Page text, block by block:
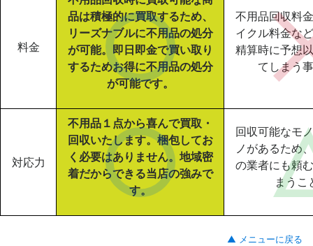
料金
品は積極的に買取するため、
リーズナブルに不用品の処分
が可能。即日即金で買い取り
するためお得に不用品の処分
が可能です。
不用品回収料
イクル料金な
精算時に予想
てしまう
対応力
不用品１点から喜んで買取・
回収いたします。梱包してお
く必要はありません。地域密
着だからできる当店の強みで
す。
回収可能なモ
ノがあるため
の業者にも頼
まうこ
▲ メニューに戻る